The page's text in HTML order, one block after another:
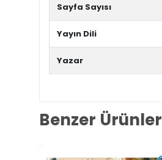
Sayfa Sayısı
Yayın Dili
Yazar
Benzer Ürünler